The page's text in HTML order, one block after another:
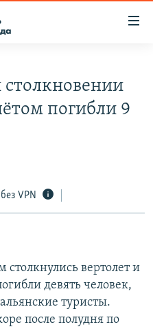
погибли 9
VPN
вертолет и
девять человек,
туристы.
после полудня по